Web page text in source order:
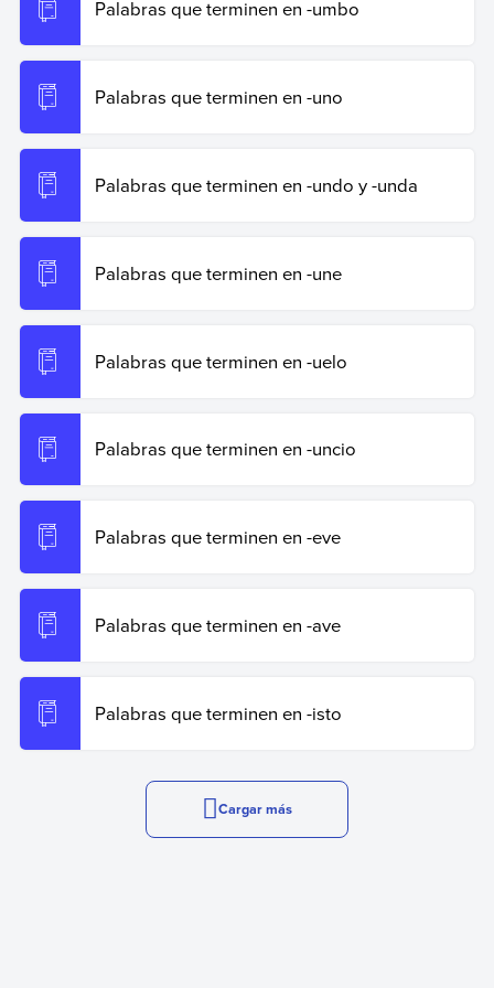
Palabras que terminen en -umbo
Palabras que terminen en -uno
Palabras que terminen en -undo y -unda
Palabras que terminen en -une
Palabras que terminen en -uelo
Palabras que terminen en -uncio
Palabras que terminen en -eve
Palabras que terminen en -ave
Palabras que terminen en -isto
Cargar más